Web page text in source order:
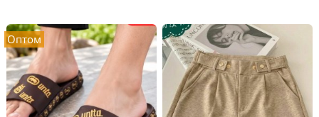
Оптом